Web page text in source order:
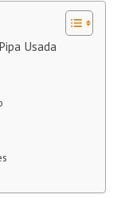
Usada